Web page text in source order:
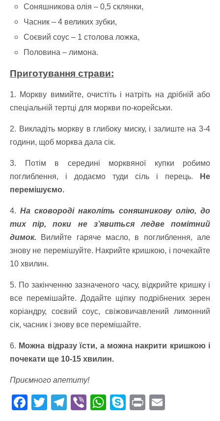
Соняшникова олія – 0,5 склянки,
Часник – 4 великих зубки,
Соєвий соус – 1 столова ложка,
Половина – лимона.
Приготування страви:
1. Моркву вимийте, очистіть і натріть на дрібній або
спеціальній тертці для моркви по-корейськи.
2. Викладіть моркву в глибоку миску, і залиште на 3-4
години, щоб морква дала сік.
3. Потім в середині морквяної купки робимо
поглиблення, і додаємо туди сіль і перець.
Не
перемішуємо.
4. На сковороді наколіть соняшникову олію, до
тих пір, поки не з’явиться ледве помітний
димок. Вилийте гаряче масло, в поглиблення, але
знову не перемішуйте. Накрийте кришкою, і почекайте
10 хвилин.
5. По закінченню зазначеного часу, відкрийте кришку і
все перемішайте. Додайте щіпку подрібнених зерен
коріандру, соєвий соус, свіжовичавлений лимонний
сік, часник і знову все перемішайте.
6. Можна відразу їсти, а можна накрити кришкою і
почекати ще 10-15 хвилин.
Приємного апетиту!
F T T Vi W S Pr